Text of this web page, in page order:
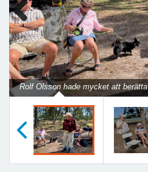
Rolf Olsson hade mycket att berätta
Previous